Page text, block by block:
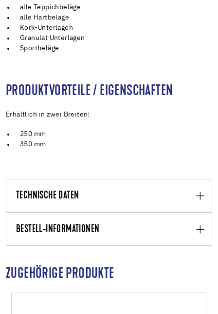
alle Teppichbeläge
alle Hartbeläge
Kork-Unterlagen
Granulat Unterlagen
Sportbeläge
PRODUKTVORTEILE / EIGENSCHAFTEN
Erhältlich in zwei Breiten:
250 mm
350 mm
TECHNISCHE DATEN
BESTELL-INFORMATIONEN
ZUGEHÖRIGE PRODUKTE